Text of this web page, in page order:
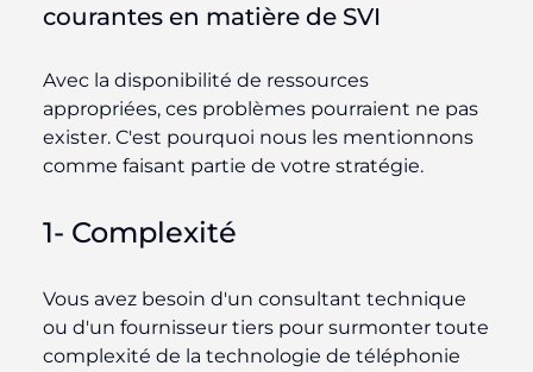
courantes en matière de SVI
Avec la disponibilité de ressources
appropriées, ces problèmes pourraient ne pas
exister. C'est pourquoi nous les mentionnons
comme faisant partie de votre stratégie.
1- Complexité
Vous avez besoin d'un consultant technique
ou d'un fournisseur tiers pour surmonter toute
complexité de la technologie de téléphonie